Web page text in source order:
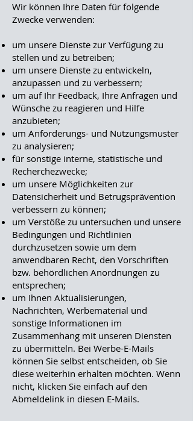
Wir können Ihre Daten für folgende
Zwecke verwenden:
um unsere Dienste zur Verfügung zu
stellen und zu betreiben;
um unsere Dienste zu entwickeln,
anzupassen und zu verbessern;
um auf Ihr Feedback, Ihre Anfragen und
Wünsche zu reagieren und Hilfe
anzubieten;
um Anforderungs- und Nutzungsmuster
zu analysieren;
für sonstige interne, statistische und
Recherchezwecke;
um unsere Möglichkeiten zur
Datensicherheit und Betrugsprävention
verbessern zu können;
um Verstöße zu untersuchen und unsere
Bedingungen und Richtlinien
durchzusetzen sowie um dem
anwendbaren Recht, den Vorschriften
bzw. behördlichen Anordnungen zu
entsprechen;
um Ihnen Aktualisierungen,
Nachrichten, Werbematerial und
sonstige Informationen im
Zusammenhang mit unseren Diensten
zu übermitteln. Bei Werbe-E-Mails
können Sie selbst entscheiden, ob Sie
diese weiterhin erhalten möchten. Wenn
nicht, klicken Sie einfach auf den
Abmeldelink in diesen E-Mails.